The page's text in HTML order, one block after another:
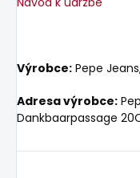
Výrobce: Pepe
Adresa výrobce:
Dankbaarpassage